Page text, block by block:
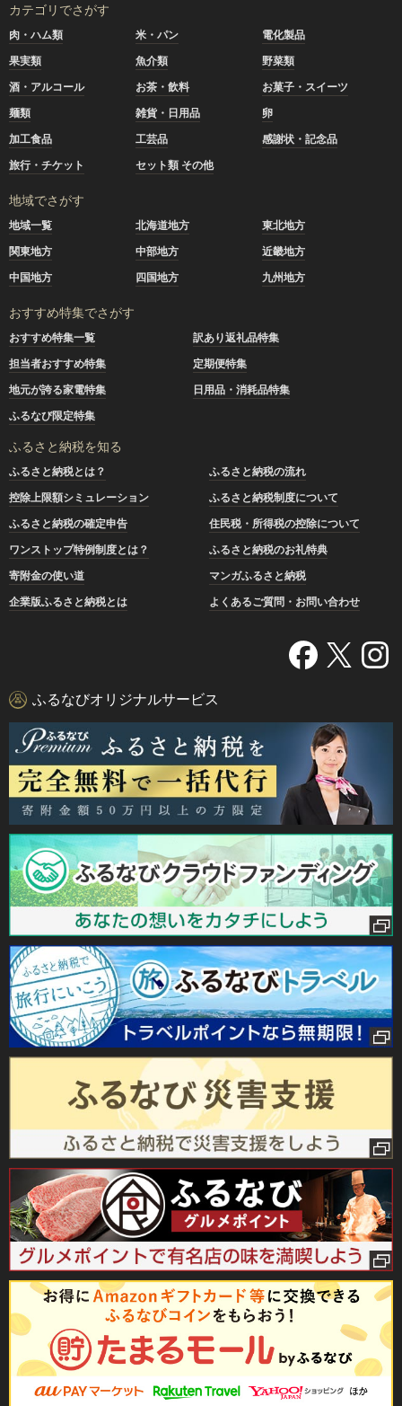
カテゴリでさがす
肉・ハム類 米・パン
電化製品
果実類
魚介類
野菜類
酒・アルコール
お茶・飲料
お菓子・スイーツ
麺類
雑貨・日用品
卵
加工食品
工芸品
感謝状・記念品
旅行・チケット
セット類 その他
地域でさがす
地域一覧 北海道地方
東北地方
関東地方
中部地方
近畿地方
中国地方
四国地方 九州地方
おすすめ特集でさがす
おすすめ特集一覧
訳あり返礼品特集
担当者おすすめ特集
定期便特集
地元が誇る家電特集
日用品・消耗品特集
ふるなび限定特集
ふるさと納税を知る
ふるさと納税とは？
ふるさと納税の流れ
控除上限額シミュレーション
ふるさと納税制度について
ふるさと納税の確定申告
住民税・所得税の控除について
ワンストップ特例制度とは？
ふるさと納税のお礼特典
寄附金の使い道
マンガふるさと納税
企業版ふるさと納税とは
よくあるご質問・お問い合わせ
ふるなびオリジナルサービス